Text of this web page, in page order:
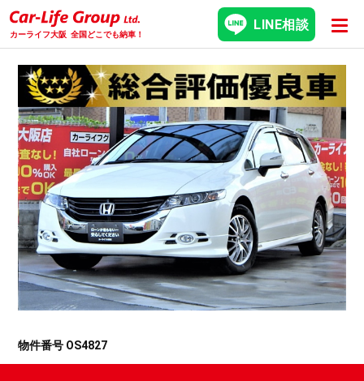
カーライフ大阪 全国どこでも納車！
LINE相談
物件番号 OS4827